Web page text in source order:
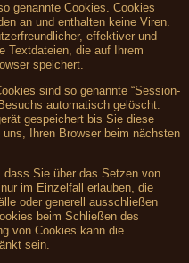
genannte Cookies. Cookies
an und enthalten keine Viren.
effektiver und
Textdateien, die auf Ihrem
speichert.
sind so genannte “Session-
automatisch gelöscht.
gespeichert bis Sie diese
Ihren Browser beim nächsten
Sie über das Setzen von
im Einzelfall erlauben, die
oder generell ausschließen
beim Schließen des
von Cookies kann die
sein.